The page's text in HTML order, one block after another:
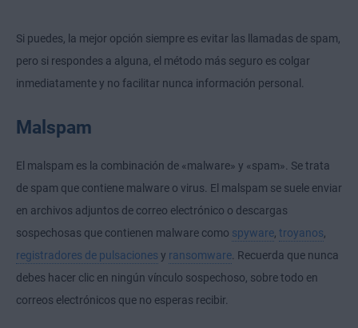
Si puedes, la mejor opción siempre es evitar las llamadas de spam,
pero si respondes a alguna, el método más seguro es colgar
inmediatamente y no facilitar nunca información personal.
Malspam
El malspam es la combinación de «malware» y «spam». Se trata
de spam que contiene malware o virus. El malspam se suele enviar
en archivos adjuntos de correo electrónico o descargas
sospechosas que contienen malware como spyware, troyanos,
registradores de pulsaciones y ransomware. Recuerda que nunca
debes hacer clic en ningún vínculo sospechoso, sobre todo en
correos electrónicos que no esperas recibir.